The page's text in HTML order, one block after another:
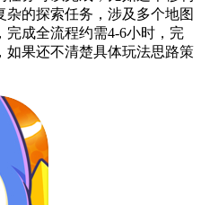
的探索任务，涉及多个地图
完成全流程约需4-6小时，完
如果还不清楚具体玩法思路策